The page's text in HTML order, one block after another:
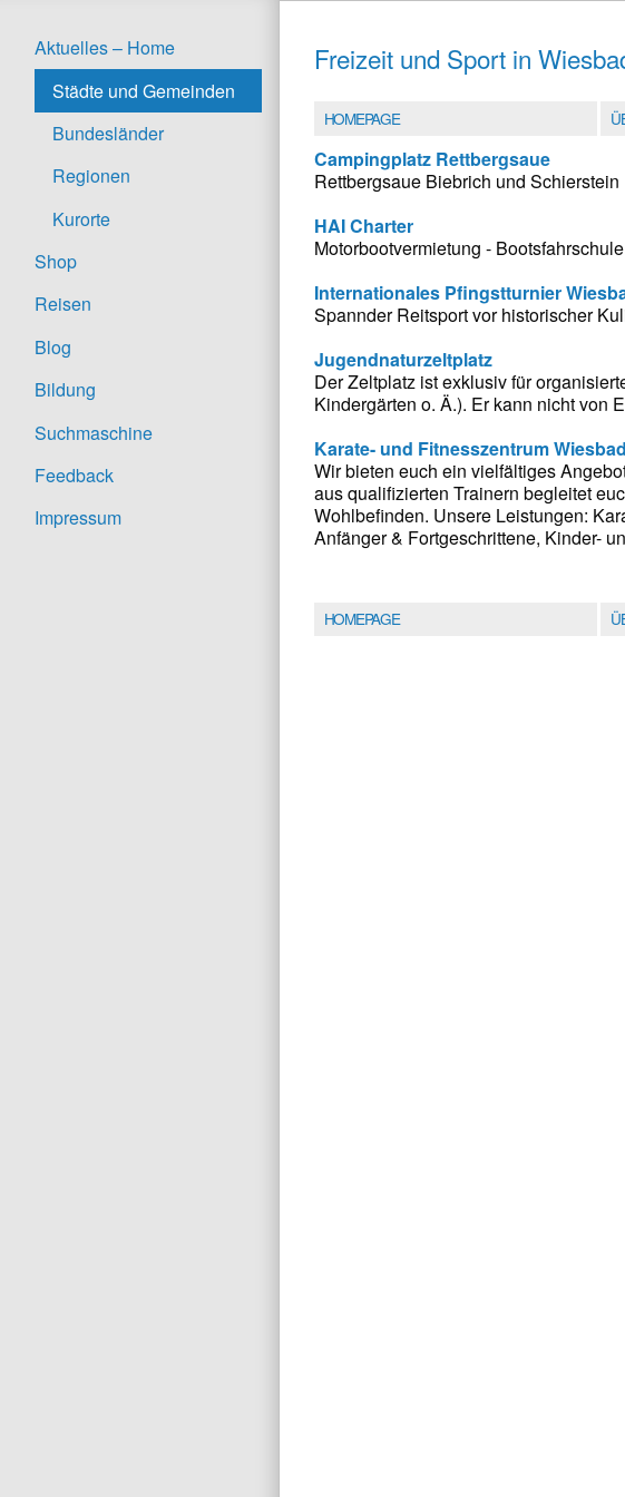
Aktuelles – Home
Städte und Gemeinden
Bundesländer
Regionen
Kurorte
Shop
Reisen
Blog
Bildung
Suchmaschine
Feedback
Impressum
Freizeit und Sport in
HOMEPAGE
Campingplatz Rettbergsaue
Rettbergsaue Biebrich und Schierstein
HAI Charter
Motorbootvermietung -
Internationales Pfingstturnier
Spannder Reitsport vor historischer
Jugendnaturzeltplatz
Der Zeltplatz ist exklusiv für
Kindergärten o. Ä.). Er kann nicht von
Karate- und Fitnesszentrum
Wir bieten euch ein vielfältiges
aus qualifizierten Trainern begleitet
Wohlbefinden. Unsere Leistungen:
Anfänger & Fortgeschrittene, Kinder-
HOMEPAGE